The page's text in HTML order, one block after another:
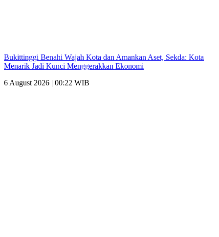
Bukittinggi Benahi Wajah Kota dan Amankan Aset, Sekda: Kota
Menarik Jadi Kunci Menggerakkan Ekonomi
6 August 2026 | 00:22 WIB